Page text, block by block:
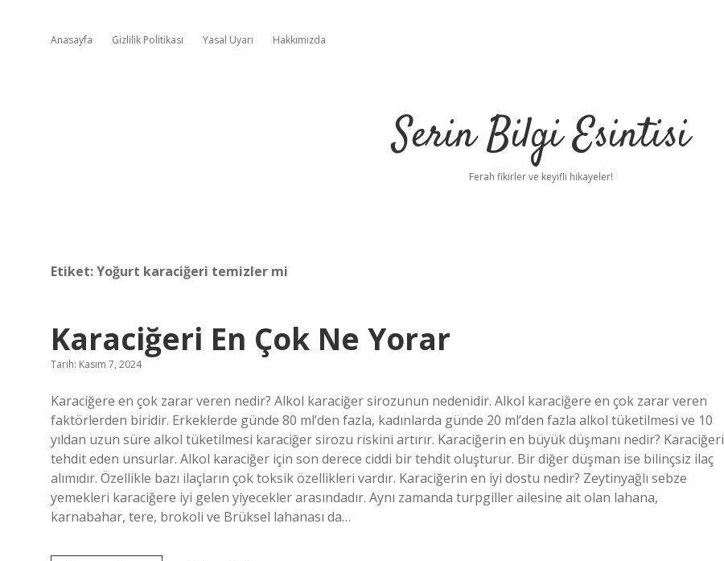
Anasayfa Gizlilik Politikası Yasal Uyarı Hakkımızda
Serin Bilgi Esintisi
Ferah fikirler ve keyifli hikayeler!
Etiket:Yoğurt karaciğeri temizler mi
Karaciğeri En Çok Ne Yorar
Tarih: Kasım 7, 2024
Karaciğere en çok zarar veren nedir? Alkol karaciğer sirozunun nedenidir. Alkol karaciğere en çok zarar veren
faktörlerden biridir. Erkeklerde günde 80 ml’den fazla, kadınlarda günde 20 ml’den fazla alkol tüketilmesi ve 10
yıldan uzun süre alkol tüketilmesi karaciğer sirozu riskini artırır. Karaciğerin en büyük düşmanı nedir? Karaciğeri
tehdit eden unsurlar. Alkol karaciğer için son derece ciddi bir tehdit oluşturur. Bir diğer düşman ise bilinçsiz ilaç
alımıdır. Özellikle bazı ilaçların çok toksik özellikleri vardır. Karaciğerin en iyi dostu nedir? Zeytinyağlı sebze
yemekleri karaciğere iyi gelen yiyecekler arasındadır. Aynı zamanda turpgiller ailesine ait olan lahana,
karnabahar, tere, brokoli ve Brüksel lahanası da…